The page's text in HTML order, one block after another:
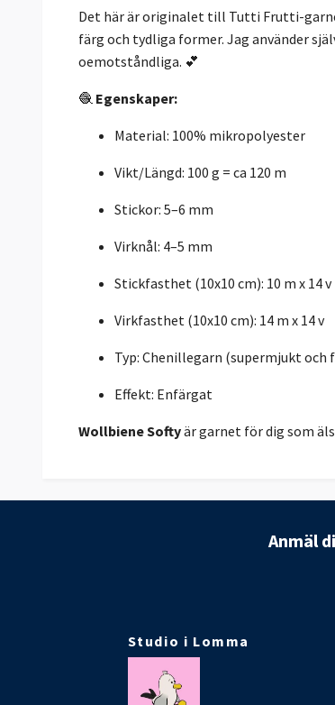
Det här är originalet till Tutti Frutti-
färg och tydliga former. Jag använder
oemotståndliga. 💕
🧶 Egenskaper:
Material: 100% mikropolyester
Vikt/Längd: 100 g = ca 120 m
Stickor: 5–6 mm
Virknål: 4–5 mm
Stickfasthet (10x10 cm): 10 m x 14 v
Virkfasthet (10x10 cm): 14 m x 14 v
Typ: Chenillegarn (supermjukt och
Effekt: Enfärgat
Wollbiene Softyär garnet för dig som
Anmäl
Studio i Lomma